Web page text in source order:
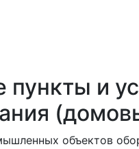
пункты и
объектов